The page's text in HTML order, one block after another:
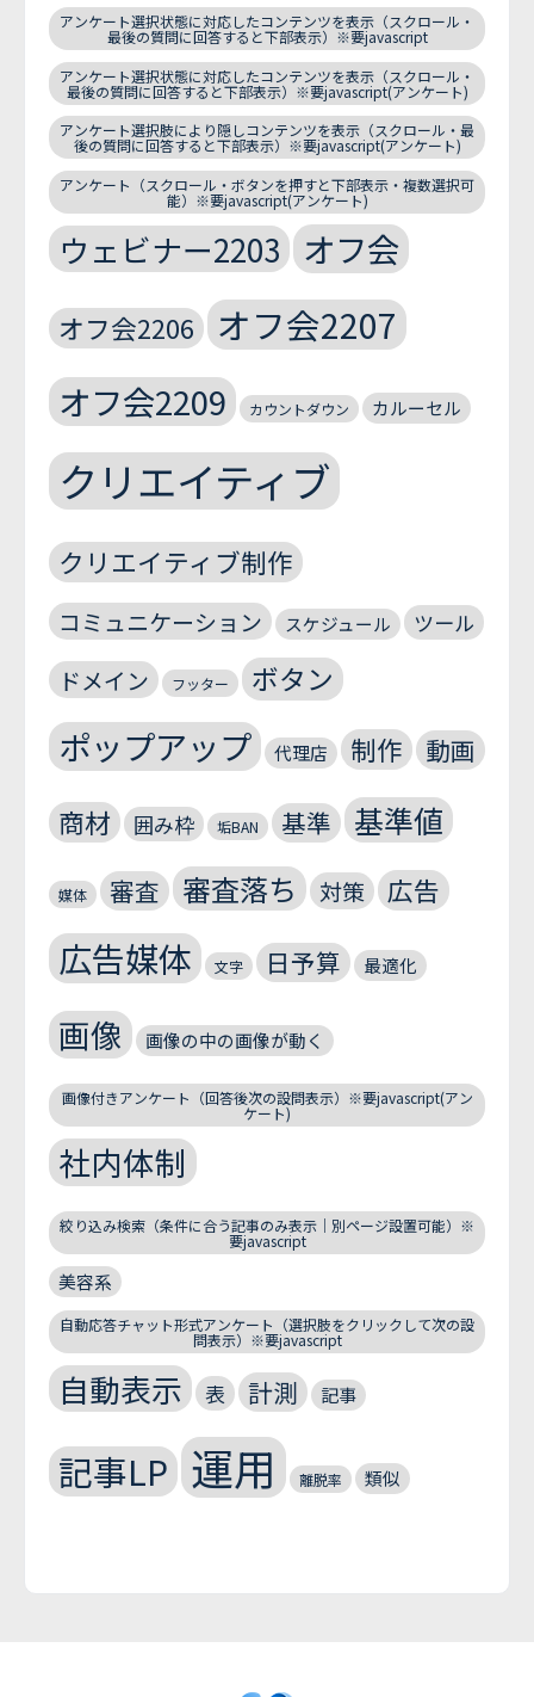
アンケート選択状態に対応したコンテンツを表示（スクロール・
最後の質問に回答すると下部表示）※要javascript
アンケート選択状態に対応したコンテンツを表示（スクロール・
最後の質問に回答すると下部表示）※要javascript(アンケート)
アンケート選択肢により隠しコンテンツを表示（スクロール・最
後の質問に回答すると下部表示）※要javascript(アンケート)
アンケート（スクロール・ボタンを押すと下部表示・複数選択可
能）※要javascript(アンケート)
ウェビナー2203 オフ会
オフ会2206 オフ会2207
オフ会2209 カウントダウン カルーセル
クリエイティブ
クリエイティブ制作
コミュニケーション スケジュール ツール
ドメイン フッター ボタン
ポップアップ 代理店 制作 動画
商材 囲み枠 垢BAN 基準 基準値
媒体 審査 審査落ち 対策 広告
広告媒体 文字 日予算 最適化
画像 画像の中の画像が動く
画像付きアンケート（回答後次の設問表示）※要javascript(アン
ケート)
社内体制
絞り込み検索（条件に合う記事のみ表示｜別ページ設置可能）※
要javascript
美容系
自動応答チャット形式アンケート（選択肢をクリックして次の設
問表示）※要javascript
自動表示 表 計測 記事
記事LP 運用 離脱率 類似